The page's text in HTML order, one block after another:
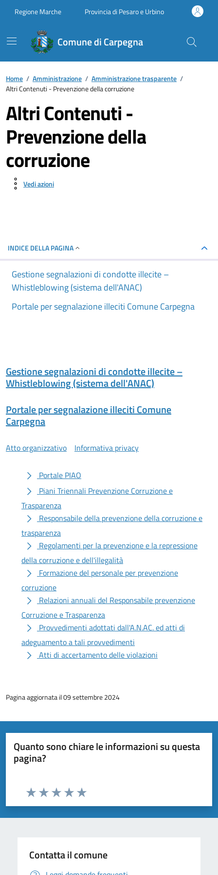
Regione Marche Provincia di Pesaro e Urbino
Comune di Carpegna
Home / Amministrazione / Amministrazione trasparente /
Altri Contenuti - Prevenzione della corruzione
Altri Contenuti -
Prevenzione della
corruzione
Vedi azioni
INDICE DELLA PAGINA
Gestione segnalazioni di condotte illecite –
Whistleblowing (sistema dell'ANAC)
Portale per segnalazione illeciti Comune Carpegna
Gestione segnalazioni di condotte illecite –
Whistleblowing (sistema dell'ANAC)
Portale per segnalazione illeciti Comune
Carpegna
Atto organizzativo Informativa privacy
Portale PIAO
Piani Triennali Prevenzione Corruzione e
Trasparenza
Responsabile della prevenzione della corruzione e
trasparenza
Regolamenti per la prevenzione e la repressione
della corruzione e dell'illegalità
Formazione del personale per prevenzione
corruzione
Relazioni annuali del Responsabile prevenzione
Corruzione e Trasparenza
Provvedimenti adottati dall'A.N.AC. ed atti di
adeguamento a tali provvedimenti
Atti di accertamento delle violazioni
Pagina aggiornata il 09 settembre 2024
Quanto sono chiare le informazioni su questa
pagina?
Valuta da 1 a 5 stelle la pagina
Valuta 5 stelle su 5
Valuta 4 stelle su 5
Valuta 3 stelle su 5
Valuta 2 stelle su 5
Valuta 1 stelle su 5
Contatta il comune